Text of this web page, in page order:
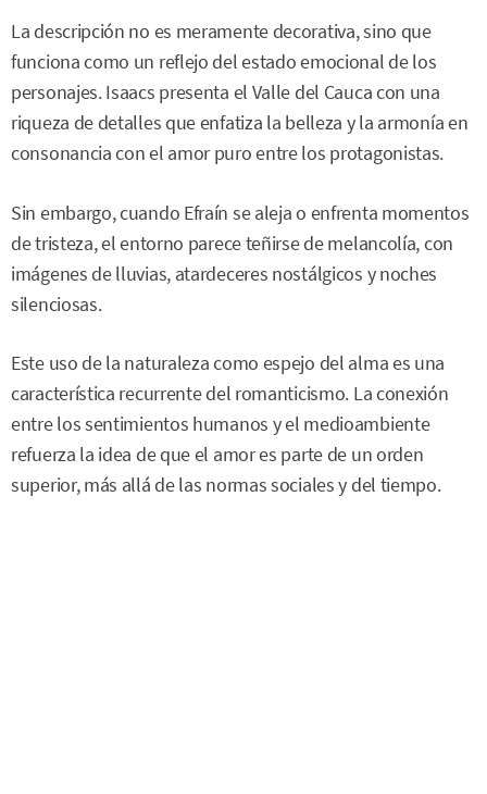
La descripción no es meramente decorativa, sino que
funciona como un reflejo del estado emocional de los
personajes. Isaacs presenta el Valle del Cauca con una
riqueza de detalles que enfatiza la belleza y la armonía en
consonancia con el amor puro entre los protagonistas.
Sin embargo, cuando Efraín se aleja o enfrenta momentos
de tristeza, el entorno parece teñirse de melancolía, con
imágenes de lluvias, atardeceres nostálgicos y noches
silenciosas.
Este uso de la naturaleza como espejo del alma es una
característica recurrente del romanticismo. La conexión
entre los sentimientos humanos y el medioambiente
refuerza la idea de que el amor es parte de un orden
superior, más allá de las normas sociales y del tiempo.